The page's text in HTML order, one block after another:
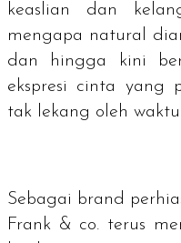
keaslian dan
mengapa natural
dan hingga kini
ekspresi cinta yang
tak lekang oleh
Sebagai brand
Frank & co. terus